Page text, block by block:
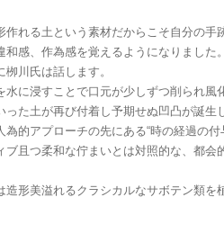
作れる土という素材だからこそ自分の
和感、作為感を覚えるようになりました
栁川氏は話します。
水に浸すことで口元が少しずつ削られ風
った土が再び付着し予期せぬ凹凸が誕生
為的アプローチの先にある“時の経過の付
ブ且つ柔和な佇まいとは対照的な、都会
造形美溢れるクラシカルなサボテン類を